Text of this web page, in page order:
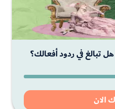
تبالغ في ردود أفعالك؟
الان